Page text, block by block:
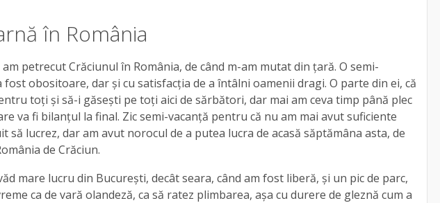
în România
petrecut Crăciunul în România, de când m-am mutat din țară. O semi-
fost obositoare, dar și cu satisfacția de a întâlni oamenii dragi. O parte din ei, că
toți și să-i găsești pe toți aici de sărbători, dar mai am ceva timp până plec
va fi bilanțul la final. Zic semi-vacanță pentru că nu am mai avut suficiente
să lucrez, dar am avut norocul de a putea lucra de acasă săptămâna asta, de
de Crăciun.
mare lucru din București, decât seara, când am fost liberă, și un pic de parc,
ca de vară olandeză, ca să ratez plimbarea, așa cu durere de gleznă cum a